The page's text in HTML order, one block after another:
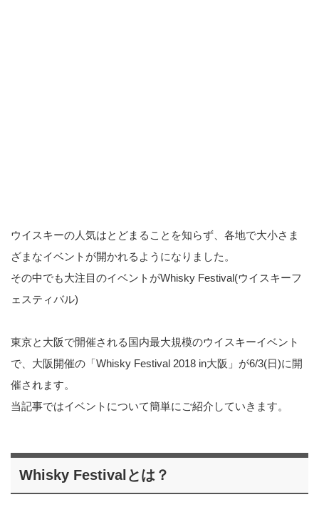
ウイスキーの人気はとどまることを知らず、各地で大小さま
ざまなイベントが開かれるようになりました。
その中でも大注目のイベントがWhisky Festival(ウイスキーフ
ェスティバル)
東京と大阪で開催される国内最大規模のウイスキーイベント
で、大阪開催の「Whisky Festival 2018 in大阪」が6/3(日)に開
催されます。
当記事ではイベントについて簡単にご紹介していきます。
Whisky Festivalとは？